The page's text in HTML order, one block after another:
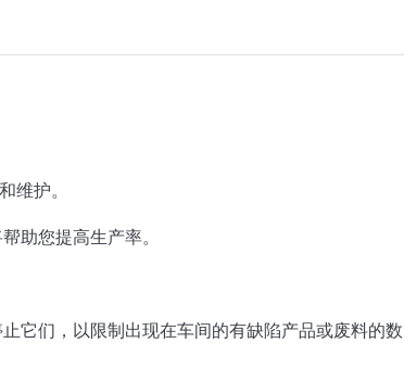
维护。
助您提高生产率。
它们，以限制出现在车间的有缺陷产品或废料的数